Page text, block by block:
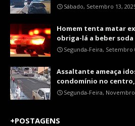
Sábado, Setembro 13,
Homem tenta matar
obriga-lá a beber
Segunda-Feira, Setembro
Assaltante ameaça
condomínio no
Segunda-Feira, Novembro
+POSTAGENS